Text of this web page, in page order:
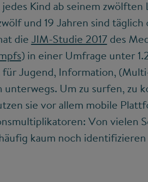
Kind ab seinem
und 19 Jahren sind
die JIM-Studie 2017des
) in einer Umfrage unter
Jugend, Information,
unterwegs. Um zu surfen, zu
sie vor allem mobile
Von vielen
kaum noch